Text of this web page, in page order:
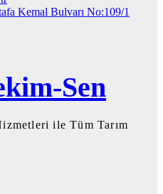
Kemal Bulvarı No:109/1
Sen
ile Tüm Tarım